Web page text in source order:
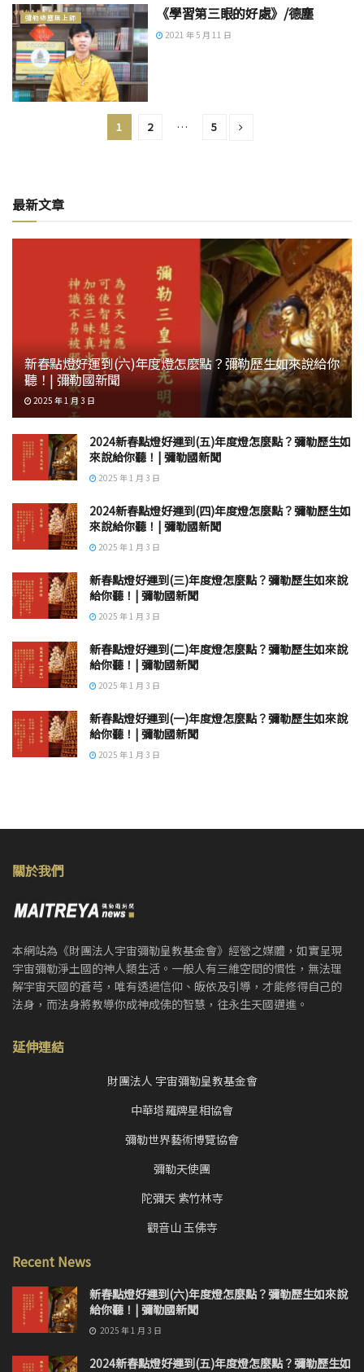
彌勒德塵無上師 《學習第三眼的好處》/德塵
2021 年 5 月 11 日
1 2 … 5
最新文章
新春點燈好運到(六)年度燈怎麼點？彌勒歷生如來說給你
聽！| 彌勒國新聞
2025 年 1 月 3 日
2024新春點燈好運到(五)年度燈怎麼點？彌勒歷生如
來說給你聽！| 彌勒國新聞
2025 年 1 月 3 日
2024新春點燈好運到(四)年度燈怎麼點？彌勒歷生如
來說給你聽！| 彌勒國新聞
2025 年 1 月 3 日
新春點燈好運到(三)年度燈怎麼點？彌勒歷生如來說
給你聽！| 彌勒國新聞
2025 年 1 月 3 日
新春點燈好運到(二)年度燈怎麼點？彌勒歷生如來說
給你聽！| 彌勒國新聞
2025 年 1 月 3 日
新春點燈好運到(一)年度燈怎麼點？彌勒歷生如來說
給你聽！| 彌勒國新聞
2025 年 1 月 3 日
關於我們
本網站為《財團法人宇宙彌勒皇教基金會》經營之媒體，如實呈現
宇宙彌勒淨土國的神人類生活。一般人有三維空間的慣性，無法理
解宇宙天國的蒼芎，唯有透過信仰、皈依及引導，才能修得自己的
法身，而法身將教導你成神成佛的智慧，往永生天國邁進。
延伸連結
財團法人 宇宙彌勒皇教基金會
中華塔羅牌星相協會
彌勒世界藝術博覽協會
彌勒天使團
陀彌天 紫竹林寺
觀音山 玉佛寺
Recent News
新春點燈好運到(六)年度燈怎麼點？彌勒歷生如來說
給你聽！| 彌勒國新聞
2025 年 1 月 3 日
2024新春點燈好運到(五)年度燈怎麼點？彌勒歷生如